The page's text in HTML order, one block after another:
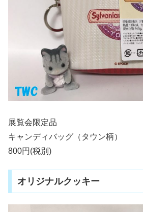
展覧会限定品
キャンディバッグ（タウン柄）
800円(税別)
オリジナルクッキー